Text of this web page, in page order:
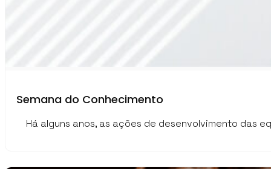
Semana do Conhecimento
Há alguns anos, as ações de desenvolvimento das